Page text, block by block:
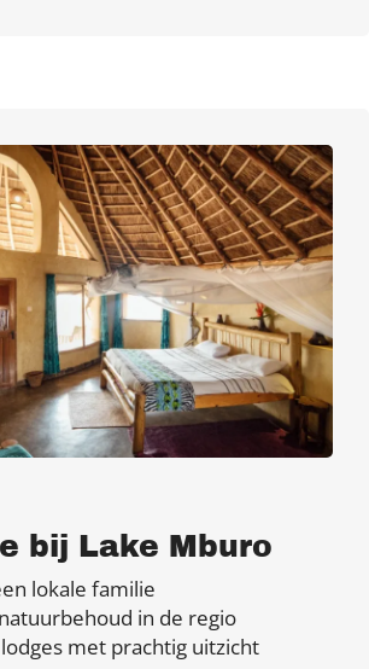
bij Lake Mburo
lokale familie
in de regio
met prachtig uitzicht